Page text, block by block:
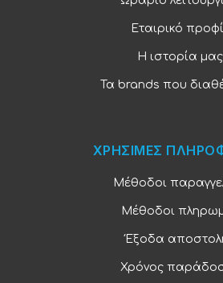
Εταιρικό
Η ιστορία μας
Τα brands που
ΧΡΗΣΙΜΕΣ
Μέθοδοι
Μέθοδοι
Έξοδα
Χρόνος